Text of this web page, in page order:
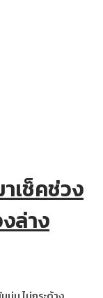
เช็คช่วง
ล่าง